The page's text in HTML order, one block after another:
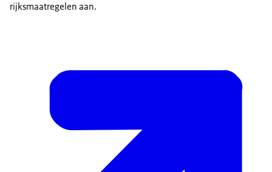
rijksmaatregelen aan.